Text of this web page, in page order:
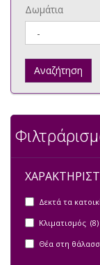
Δωμάτια
Αναζήτηση
Δεκτά τα
Κλιματισμός (8)
Θέα στη